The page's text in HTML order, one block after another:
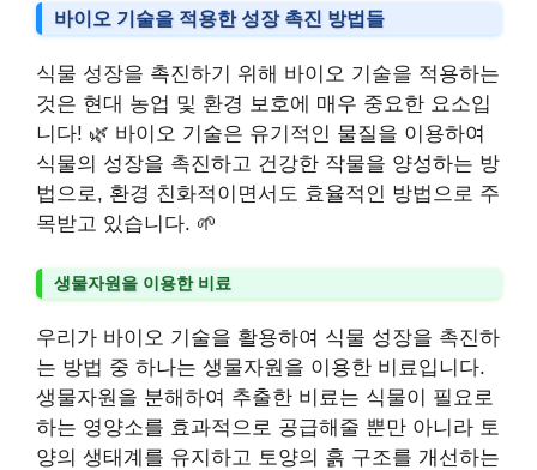
바이오 기술을 적용한 성장 촉진 방법들
식물 성장을 촉진하기 위해 바이오 기술을 적용하는
것은 현대 농업 및 환경 보호에 매우 중요한 요소입
니다! 🌿 바이오 기술은 유기적인 물질을 이용하여
식물의 성장을 촉진하고 건강한 작물을 양성하는 방
법으로, 환경 친화적이면서도 효율적인 방법으로 주
목받고 있습니다. 🌱
생물자원을 이용한 비료
우리가 바이오 기술을 활용하여 식물 성장을 촉진하
는 방법 중 하나는 생물자원을 이용한 비료입니다.
생물자원을 분해하여 추출한 비료는 식물이 필요로
하는 영양소를 효과적으로 공급해줄 뿐만 아니라 토
양의 생태계를 유지하고 토양의 흙 구조를 개선하는